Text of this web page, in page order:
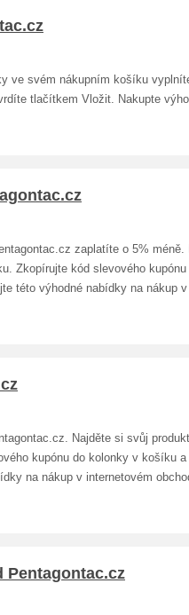
ve svém nákupním košíku
tlačítkem Vložit. Nakupte
zaplatíte o 5% méně.
Zkopírujte kód slevového
této výhodné nabídky na nákup
Najděte si svůj
kupónu do kolonky v košíku a
na nákup v internetovém
Pentagontac.cz